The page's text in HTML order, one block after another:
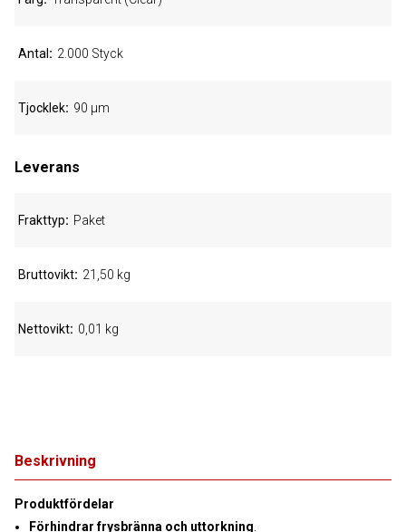
Beskrivning
Produktfördelar
Förhindrar frysbränna och uttorkning
Antal 2.000 Styck
Tjocklek 90 µm
Leverans
Frakttyp Paket
Bruttovikt 21,50 kg
Nettovikt 0,01 kg